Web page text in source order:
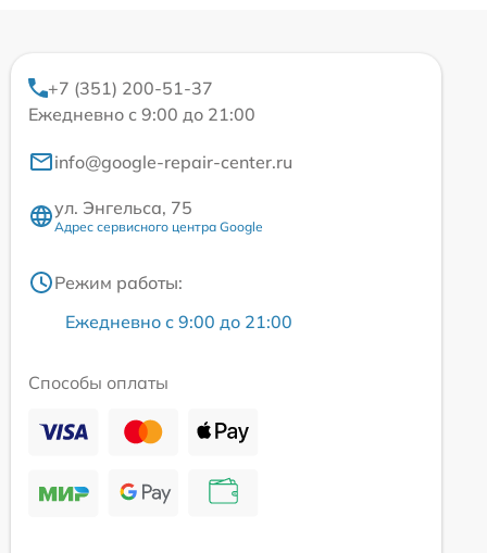
+7 (351) 200-51-37
Ежедневно с 9:00 до 21:00
info@google-repair-center.ru
ул. Энгельса, 75
Адрес сервисного центра Google
Режим работы:
Ежедневно с 9:00 до 21:00
Способы оплаты